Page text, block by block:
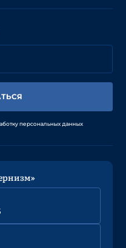
персональных данных